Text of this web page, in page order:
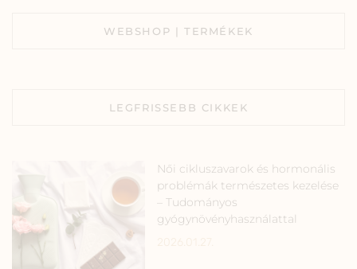
WEBSHOP | TERMÉKEK
LEGFRISSEBB CIKKEK
Női cikluszavarok és hormonális
problémák természetes kezelése
– Tudományos
gyógynövényhasználattal